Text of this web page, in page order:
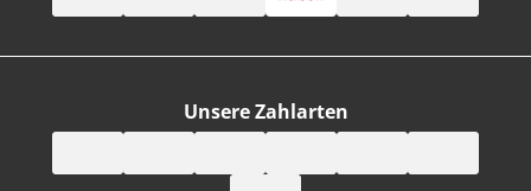
Unsere Zahlarten